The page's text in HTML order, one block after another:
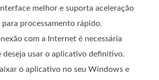
melhor e suporta aceleração
processamento rápido.
com a Internet é necessária
deseja usar o aplicativo definitivo.
o aplicativo no seu Windows e